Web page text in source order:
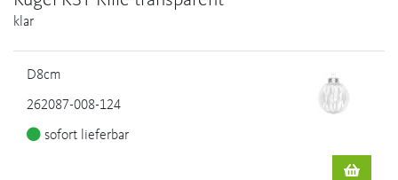
klar
D8cm
262087-008-124
sofort lieferbar